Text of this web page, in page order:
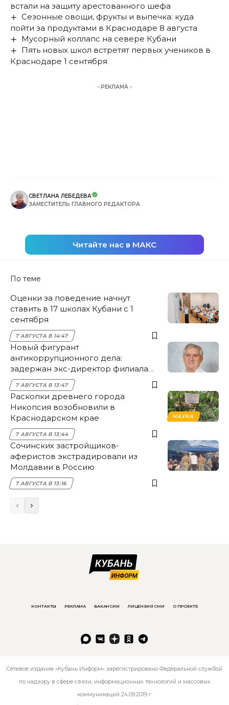
встали на защиту арестованного шефа
Сезонные овощи, фрукты и выпечка: куда
пойти за продуктами в Краснодаре 8 августа
Мусорный коллапс на севере Кубани
Пять новых школ встретят первых учеников в
Краснодаре 1 сентября
- РЕКЛАМА -
СВЕТЛАНА ЛЕБЕДЕВА
ЗАМЕСТИТЕЛЬ ГЛАВНОГО РЕДАКТОРА
Читайте нас в МАКС
По теме
Оценки за поведение начнут
ставить в 17 школах Кубани с 1
сентября
7 АВГУСТА В 14:47
Новый фигурант
антикоррупционного дела:
задержан экс-директор филиала
НЭСК Крымска
7 АВГУСТА В 13:47
НАУКА
Раскопки древнего города
Никопсия возобновили в
Краснодарском крае
7 АВГУСТА В 13:44
Сочинских застройщиков-
аферистов экстрадировали из
Молдавии в Россию
7 АВГУСТА В 13:16
КОНТАКТЫ РЕКЛАМА ВАКАНСИИ ЛИЦЕНЗИЯ СМИ О ПРОЕКТЕ
Сетевое издание «Кубань Информ» зарегистрировано Федеральной службой
по надзору в сфере связи, информационных технологий и массовых
коммуникаций 24.09.2019 г.